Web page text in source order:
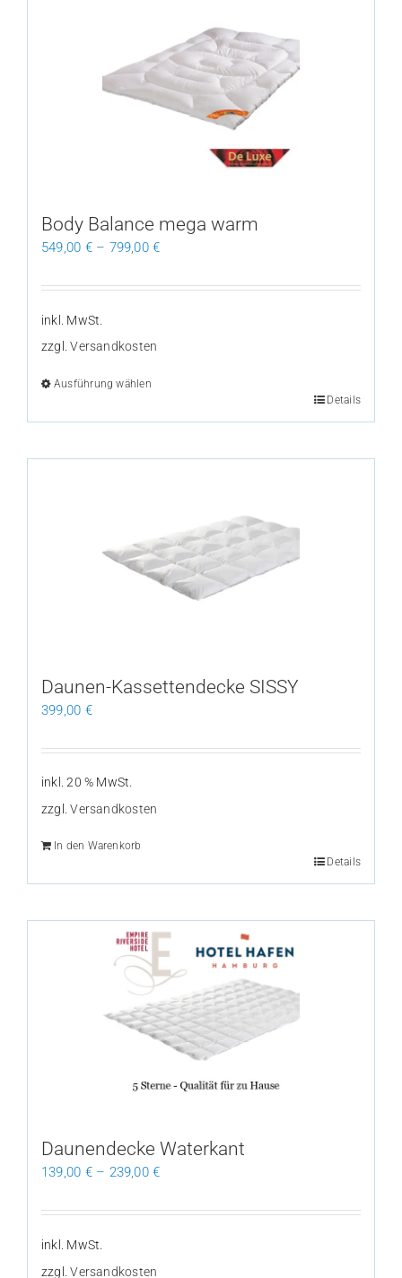
Body Balance mega warm
549,00 €– 799,00€
inkl. MwSt.
zzgl.Versandkosten
Ausführung wählen
Produkt
werden
Details
Daunen-Kassettendecke SISSY
399,00 €
inkl. 20 % MwSt.
zzgl.Versandkosten
In den Warenkorb
Details
Daunendecke Waterkant
139,00 €– 239,00€
inkl. MwSt.
zzgl.Versandkosten